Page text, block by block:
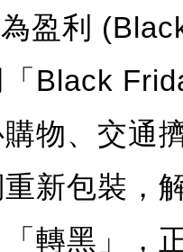
盈利
Black
物、交通
新包裝，
轉黑」，